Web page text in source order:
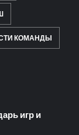
КОМАНДЫ
игр и